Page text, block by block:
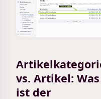
vs. Artikel: Was
ist der